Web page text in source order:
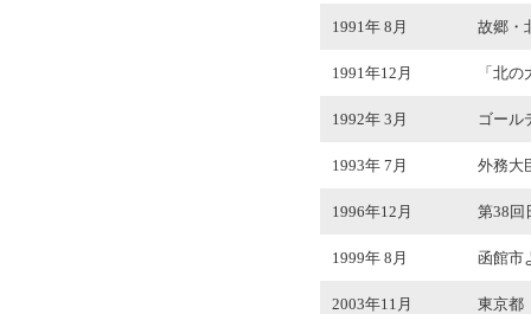
1991年 8月 故郷・
1991年12月 「北
1992年 3月 ゴール
1993年 7月 外務大
1996年12月 第38回
1999年 8月 函館市
2003年11月 東京都